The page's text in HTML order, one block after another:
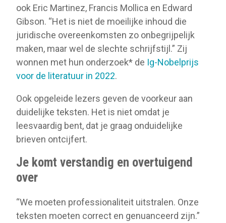
ook Eric Martinez, Francis Mollica en Edward
Gibson. “Het is niet de moeilijke inhoud die
juridische overeenkomsten zo onbegrijpelijk
maken, maar wel de slechte schrijfstijl.” Zij
wonnen met hun onderzoek* de Ig-Nobelprijs
voor de literatuur in 2022.
Ook opgeleide lezers geven de voorkeur aan
duidelijke teksten. Het is niet omdat je
leesvaardig bent, dat je graag onduidelijke
brieven ontcijfert.
Je komt verstandig en overtuigend
over
“We moeten professionaliteit uitstralen. Onze
teksten moeten correct en genuanceerd zijn.”